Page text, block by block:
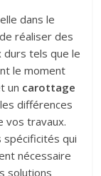
dans le
réaliser des
tels que le
le moment
un carottage
différences
vos travaux.
spécificités qui
nécessaire
solutions